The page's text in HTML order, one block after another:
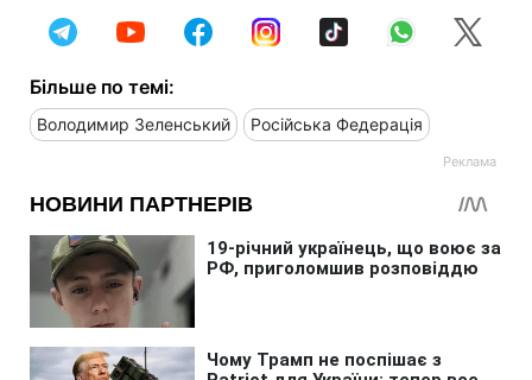
Більше по темі:
Володимир Зеленський Російська Федерація